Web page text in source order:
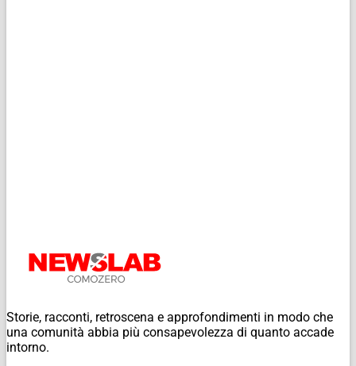
Storie, racconti, retroscena e approfondimenti in modo che
una comunità abbia più consapevolezza di quanto accade
intorno.